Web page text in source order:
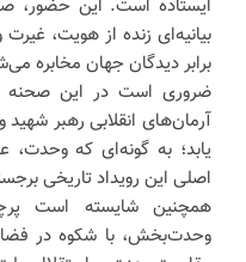
ایستاده است. این حضور،
بیانیه‌ای زنده از هویت،
برابر دیدگان جهان مخابره
ضروری است در این صحنه
آرمان‌های انقلابی رهبر
یابد؛ به گونه‌ای که وحدت،
اصلی این رویداد تاریخی
همچنین شایسته است
وحدت‌بخش، با شکوه در